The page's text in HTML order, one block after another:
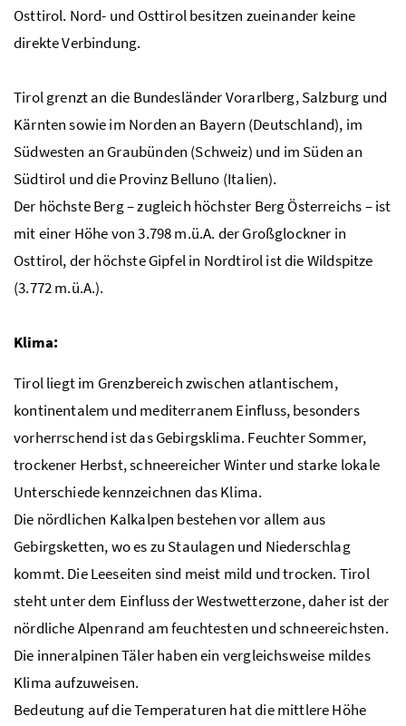
Osttirol. Nord- und Osttirol besitzen zueinander keine
direkte Verbindung.
Tirol grenzt an die Bundesländer Vorarlberg, Salzburg und
Kärnten sowie im Norden an Bayern (Deutschland), im
Südwesten an Graubünden (Schweiz) und im Süden an
Südtirol und die Provinz Belluno (Italien).
Der höchste Berg – zugleich höchster Berg Österreichs – ist
mit einer Höhe von 3.798m.ü.A. der Großglockner in
Osttirol, der höchste Gipfel in Nordtirol ist die Wildspitze
(3.772m.ü.A.).
Klima:
Tirol liegt im Grenzbereich zwischen atlantischem,
kontinentalem und mediterranem Einfluss, besonders
vorherrschend ist das Gebirgsklima. Feuchter Sommer,
trockener Herbst, schneereicher Winter und starke lokale
Unterschiede kennzeichnen das Klima.
Die nördlichen Kalkalpen bestehen vor allem aus
Gebirgsketten, wo es zu Staulagen und Niederschlag
kommt. Die Leeseiten sind meist mild und trocken. Tirol
steht unter dem Einfluss der Westwetterzone, daher ist der
nördliche Alpenrand am feuchtesten und schneereichsten.
Die inneralpinen Täler haben ein vergleichsweise mildes
Klima aufzuweisen.
Bedeutung auf die Temperaturen hat die mittlere Höhe